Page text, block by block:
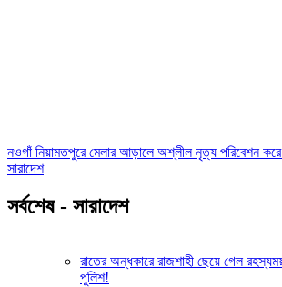
নওগাঁ নিয়ামতপুরে মেলার আড়ালে অশ্লীল নৃত্য পরিবেশন
সারাদেশ
সর্বশেষ - সারাদেশ
রাতের অন্ধকারে রাজশাহী ছেয়ে গেল
পুলিশ!